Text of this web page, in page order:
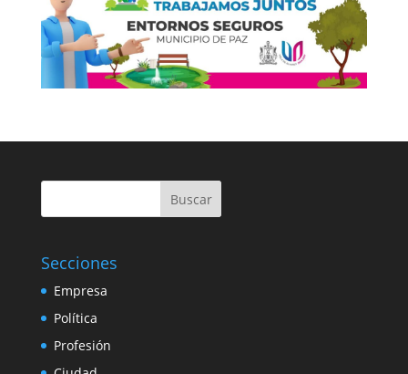
Buscar
Secciones
Empresa
Política
Profesión